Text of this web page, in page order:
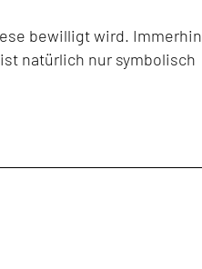
bewilligt wird. Immerhin
natürlich nur symbolisch